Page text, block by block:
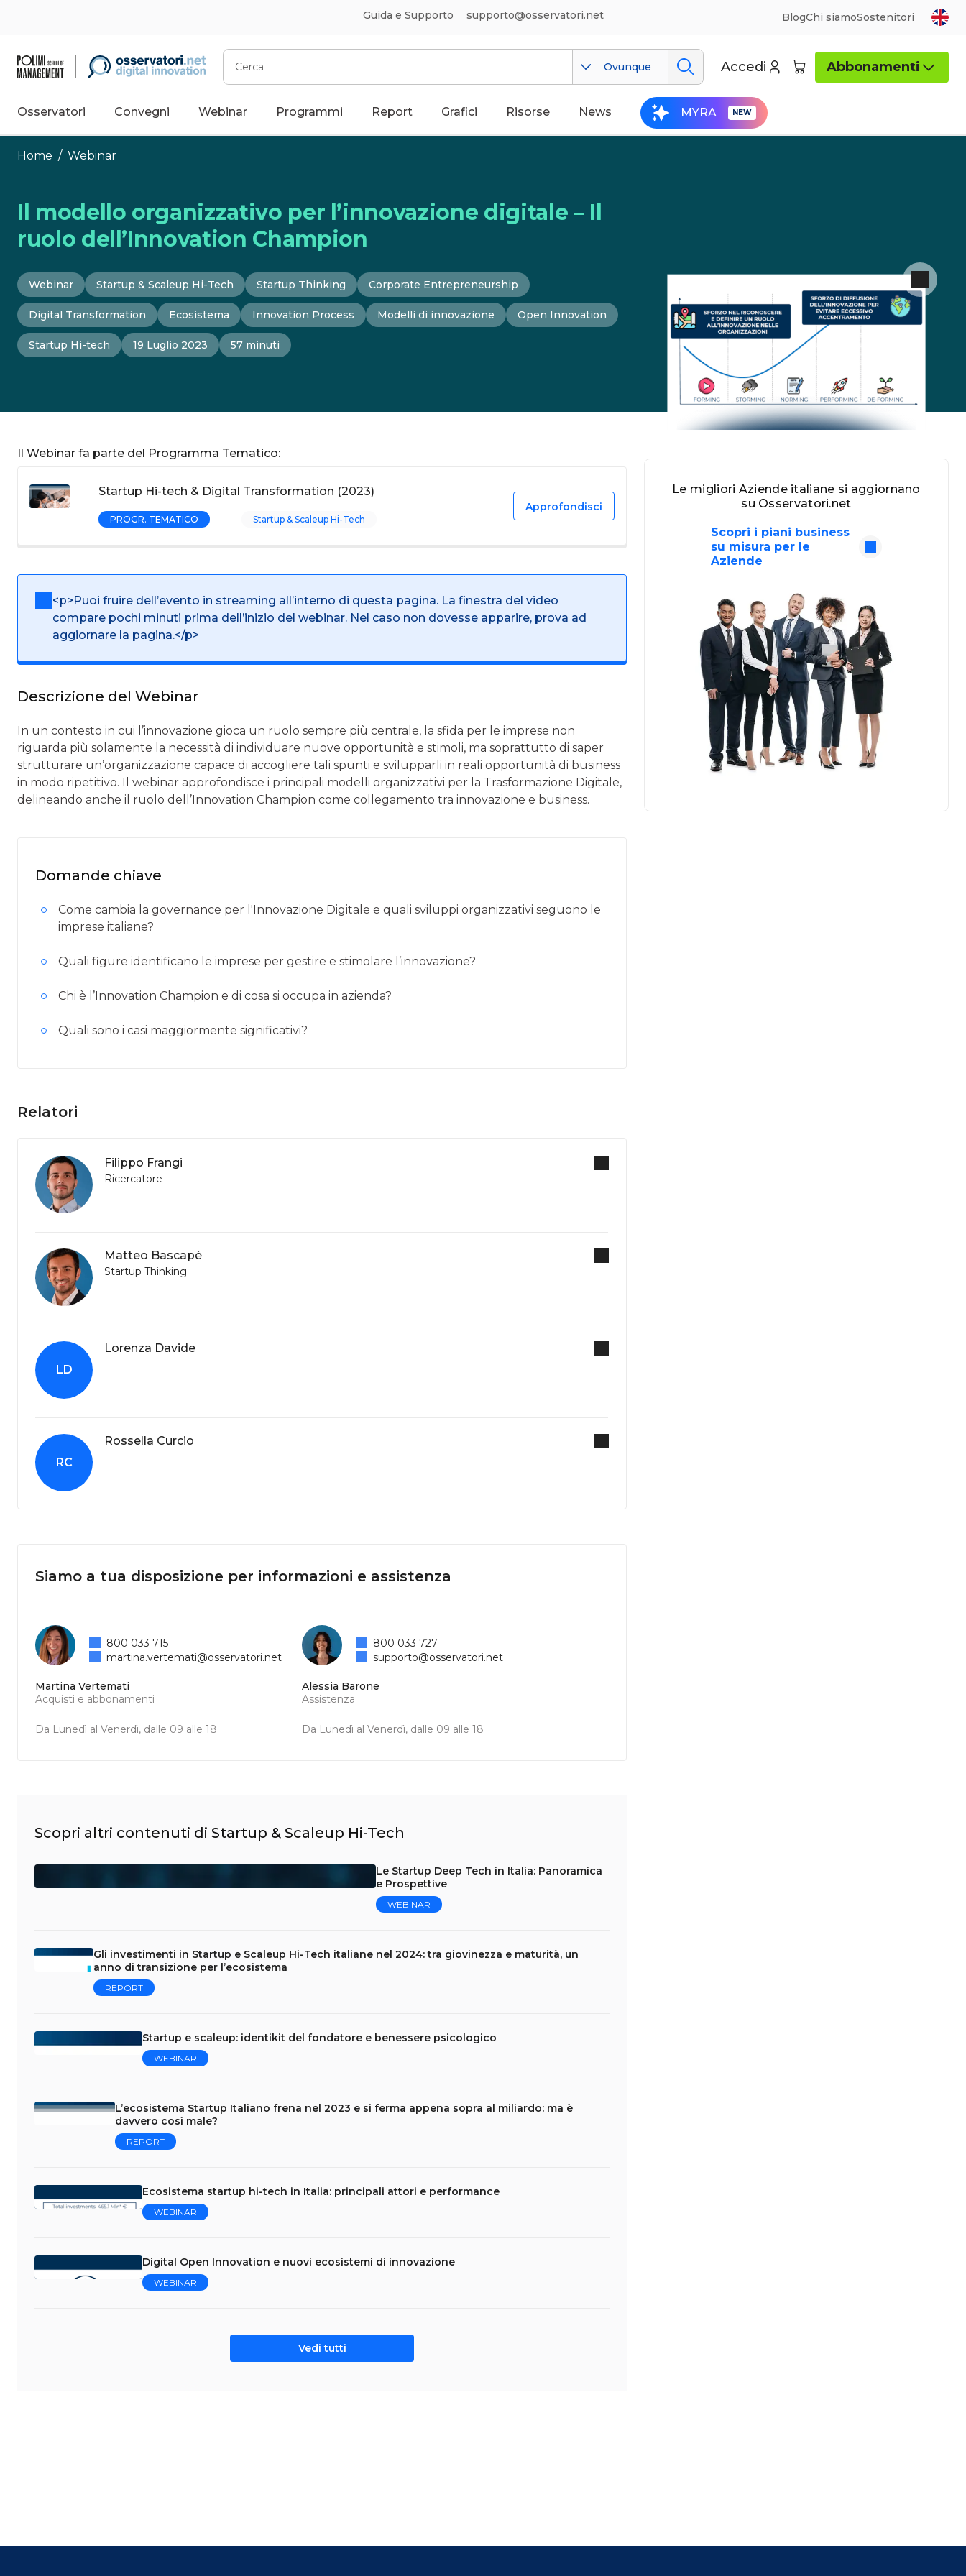
Guida e Supporto supporto@osservatori.net BlogChi siamoSostenitori
Cerca
Ovunque Accedi Abbonamenti
Osservatori Convegni Webinar Programmi Report Grafici Risorse News MYRA
Home / Webinar
Il modello organizzativo per l’innovazione digitale – Il
ruolo dell’Innovation Champion
Webinar Startup & Scaleup Hi-Tech Startup Thinking Corporate Entrepreneurship
Digital Transformation Ecosistema Innovation Process Modelli di innovazione Open Innovation
Startup Hi-tech 19 Luglio 2023 57 minuti
Il Webinar fa parte del Programma Tematico:
Startup Hi-tech & Digital Transformation (2023)
PROGR. TEMATICO Startup & Scaleup Hi-Tech
Approfondisci
<p>Puoi fruire dell’evento in streaming all’interno di questa pagina. La finestra del video
compare pochi minuti prima dell’inizio del webinar. Nel caso non dovesse apparire, prova ad
aggiornare la pagina.</p>
Descrizione del Webinar
In un contesto in cui l’innovazione gioca un ruolo sempre più centrale, la sfida per le imprese non
riguarda più solamente la necessità di individuare nuove opportunità e stimoli, ma soprattutto di saper
strutturare un’organizzazione capace di accogliere tali spunti e svilupparli in reali opportunità di business
in modo ripetitivo. Il webinar approfondisce i principali modelli organizzativi per la Trasformazione Digitale,
delineando anche il ruolo dell’Innovation Champion come collegamento tra innovazione e business.
Domande chiave
Come cambia la governance per l'Innovazione Digitale e quali sviluppi organizzativi seguono le
imprese italiane?
Quali figure identificano le imprese per gestire e stimolare l’innovazione?
Chi è l’Innovation Champion e di cosa si occupa in azienda?
Quali sono i casi maggiormente significativi?
Relatori
Filippo Frangi
Ricercatore
Matteo Bascapè
Startup Thinking
LD
Lorenza Davide
RC
Rossella Curcio
Siamo a tua disposizione per informazioni e assistenza
Martina Vertemati
Acquisti e abbonamenti
Da Lunedì al Venerdì, dalle 09 alle 18
800 033 715
martina.vertemati@osservatori.net
Alessia Barone
Assistenza
Da Lunedì al Venerdì, dalle 09 alle 18
800 033 727
supporto@osservatori.net
Scopri altri contenuti di Startup & Scaleup Hi-Tech
Le Startup Deep Tech in Italia: Panoramica
e Prospettive
WEBINAR
Gli investimenti in Startup e Scaleup Hi-Tech italiane nel 2024: tra giovinezza e maturità, un
anno di transizione per l’ecosistema
REPORT
Startup e scaleup: identikit del fondatore e benessere psicologico
WEBINAR
L’ecosistema Startup Italiano frena nel 2023 e si ferma appena sopra al miliardo: ma è
davvero così male?
REPORT
Ecosistema startup hi-tech in Italia: principali attori e performance
WEBINAR
Digital Open Innovation e nuovi ecosistemi di innovazione
WEBINAR
Vedi tutti
Le migliori Aziende italiane si aggiornano
su Osservatori.net
Scopri i piani business
su misura per le
Aziende